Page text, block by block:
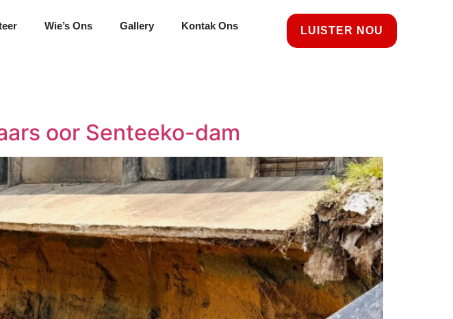
Wie’s Ons Gallery Kontak Ons LUISTER NOU
oor Senteeko-dam